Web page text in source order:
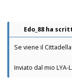
Edo_88 ha
Se viene il
Inviato dal mio LYA-